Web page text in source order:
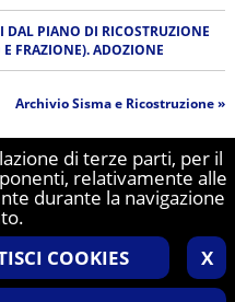
di terze parti, per il
relativamente alle
durante la navigazione
X
COOKIES
DAL PIANO DI RICOSTRUZIONE
FRAZIONE). ADOZIONE
Archivio Sisma e Ricostruzione »
(AQ)
-